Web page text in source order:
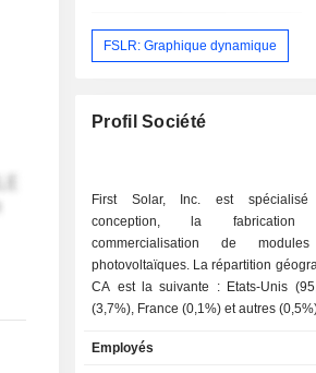
FSLR: Graphique dynamique
Profil Société
First Solar, Inc. est
conception, la
commercialisation de
photovoltaïques. La répartition géographique du
CA est la suivante : Etats-Unis
(3,7%), France (0,1%) et autres
Employés